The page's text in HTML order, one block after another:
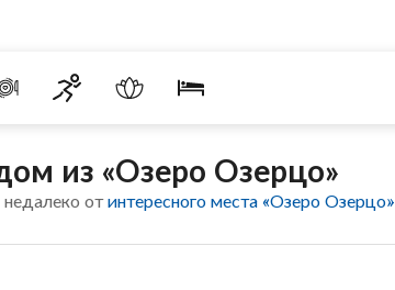
из «Озеро Озерцо»
отинтересного места «Озеро Озерцо»